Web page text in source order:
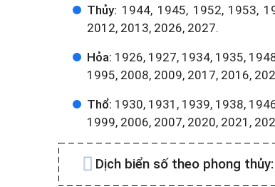
Thủy: 1944, 1945, 1952, 1953,
2012, 2013, 2026, 2027.
Hỏa: 1926, 1927, 1934, 1935,
1995, 2008, 2009, 2017, 2016,
Thổ: 1930, 1931, 1939, 1938,
1999, 2006, 2007, 2020, 2021,
Dịch biển số theo phong thủy: